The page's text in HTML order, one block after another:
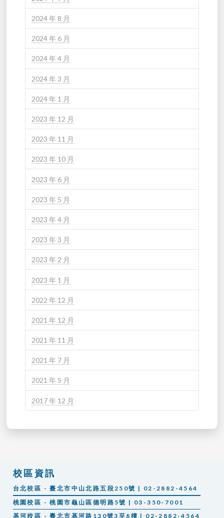
2024 年 8 月
2024 年 6 月
2024 年 4 月
2024 年 3 月
2024 年 1 月
2023 年 12 月
2023 年 11 月
2023 年 10 月
2023 年 6 月
2023 年 5 月
2023 年 4 月
2023 年 3 月
2023 年 2 月
2023 年 1 月
2022 年 12 月
2021 年 12 月
2021 年 11 月
2021 年 7 月
2021 年 5 月
2017 年 12 月
校區資訊
台北校區 - 臺北市中山北路五段250號 | 02-2882-4564
桃園校區 - 桃園市龜山區德明路5號 | 03-350-7001
基河校區 - 臺北市基河路130號3至8樓 | 02-2882-4564